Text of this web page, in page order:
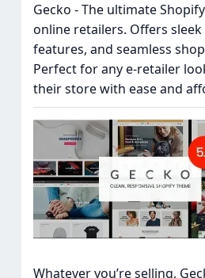
Gecko - The ultimate
online retailers. Offers
features, and seamless
Perfect for any e-retailer
their store with ease and
Whatever you’re selling,